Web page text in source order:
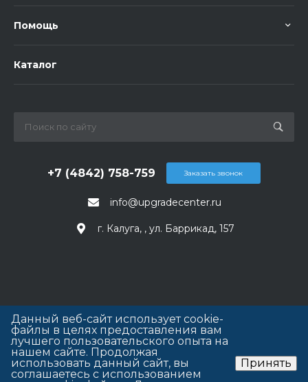
Помощь
Каталог
info@upgradecenter.ru
+7 (4842) 758-759
г. Калуга, , ул. Баррикад, 157
Заказать звонок
Данный веб-сайт использует cookie-
файлы в целях предоставления вам
лучшего пользовательского опыта на
нашем сайте. Продолжая
использовать данный сайт, вы
соглашаетесь с использованием
Принять